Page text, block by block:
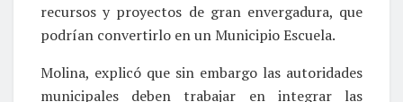
recursos y proyectos de gran envergadura, que
podrían convertirlo en un Municipio Escuela.
Molina, explicó que sin embargo las autoridades
municipales deben trabajar en integrar las